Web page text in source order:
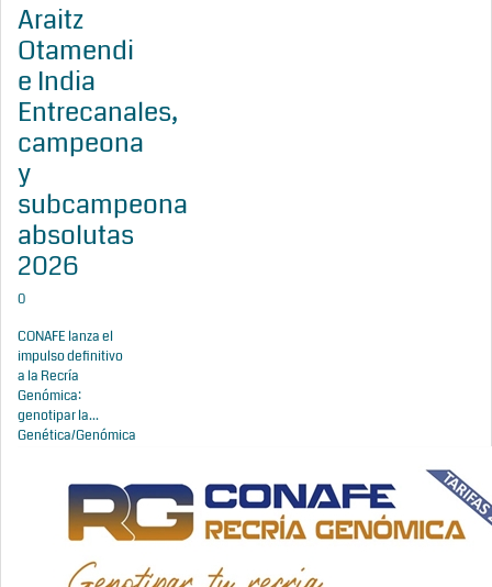
Araitz
Otamendi
e India
Entrecanales,
campeona
y
subcampeona
absolutas
2026
0
CONAFE lanza el
impulso definitivo
a la Recría
Genómica:
genotipar la...
Genética/Genómica